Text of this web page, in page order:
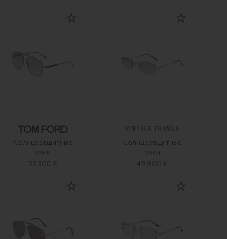
Солнцезащитные
очки
55 300 ₽
VINTAGE FRAMES
Солнцезащитные
очки
49 800 ₽